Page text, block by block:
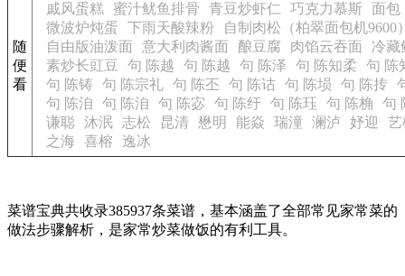
随
便
看
戚风蛋糕
蜜汁鱿鱼排骨 青豆炒虾仁 巧克力慕斯 面包
微波炉炖蛋
下雨天酸辣粉
自制肉松（柏翠面包机9600
自由版油泼面
意大利肉酱面 酿豆腐 肉馅云吞面
冷藏
素炒长豇豆
句 陈越 句 陈越 句 陈泽 句 陈知柔
句 陈
句 陈铸 句 陈宗礼 句 陈丕 句 陈诂 句 陈埙 句 陈抟
句 陈洎
句 陈洎 句 陈宓 句 陈纡 句 陈珏 句 陈桷
句
谦聪 沐泯 志松 昆清 懋明 能焱 瑞潼 澜泸 妤迎
艺
之海
喜榕 逸冰
菜谱宝典共收录385937条菜谱，基本涵盖了全部常见家常菜的
做法步骤解析，是家常炒菜做饭的有利工具。